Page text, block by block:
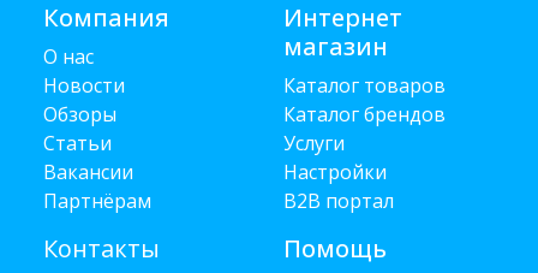
Компания
О нас
Новости
Обзоры
Статьи
Вакансии
Партнёрам
Контакты
Интернет
магазин
Каталог товаров
Каталог брендов
Услуги
Настройки
B2B портал
Помощь